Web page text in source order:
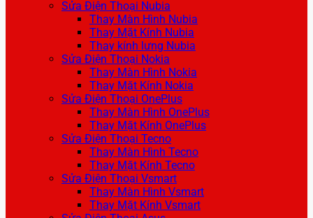
Sửa Điện Thoại Nubia
Thay Màn Hình Nubia
Thay Mặt Kính Nubia
Thay kính lưng Nubia
Sửa Điện Thoại Nokia
Thay Màn Hình Nokia
Thay Mặt Kính Nokia
Sửa Điện Thoại OnePlus
Thay Màn Hình OnePlus
Thay Mặt Kính OnePlus
Sửa Điện Thoại Tecno
Thay Màn Hình Tecno
Thay Mặt Kính Tecno
Sửa Điện Thoại Vsmart
Thay Màn Hình Vsmart
Thay Mặt Kính Vsmart